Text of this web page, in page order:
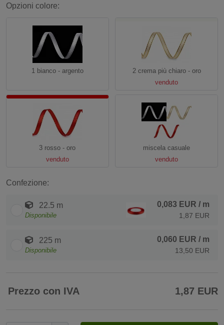
Opzioni colore:
1 bianco - argento
2 crema più chiaro - oro
venduto
3 rosso - oro
venduto
miscela casuale
venduto
Confezione:
22.5 m
Disponibile
0,083 EUR / m
1,87 EUR
225 m
Disponibile
0,060 EUR / m
13,50 EUR
Prezzo con IVA 1,87 EUR